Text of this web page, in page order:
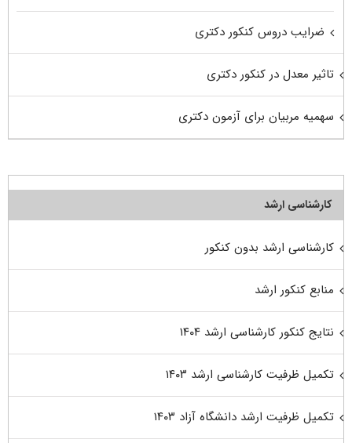
ضرایب دروس کنکور دکتری
تاثیر معدل در کنکور دکتری
سهمیه مربیان برای آزمون دکتری
کارشناسی ارشد
کارشناسی ارشد بدون کنکور
منابع کنکور ارشد
نتایج کنکور کارشناسی ارشد ۱۴۰۴
تکمیل ظرفیت کارشناسی ارشد ۱۴۰۳
تکمیل ظرفیت ارشد دانشگاه آزاد ۱۴۰۳